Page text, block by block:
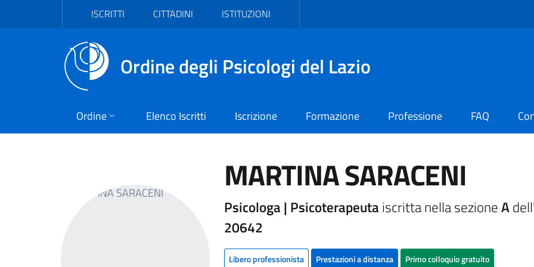
Vai al contenuto principale
ISCRITTI CITTADINI ISTITUZIONI
Ordine degli Psicologi del Lazio
Ordine Elenco Iscritti Iscrizione Formazione Professione FAQ
MARTINA SARACENI
Psicologa | Psicoterapeuta iscritta nella sezioneA
20642
Libero professionista Prestazioni a distanza Primo colloquio gratuito